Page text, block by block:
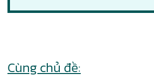
Cùng chủ đề: